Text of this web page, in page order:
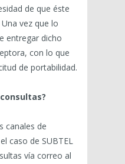
de que éste
vez que lo
entregar dicho
con lo que
de portabilidad.
canales de
caso de SUBTEL
vía correo al